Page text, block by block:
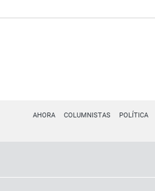
AHORA COLUMNISTAS POLÍTICA